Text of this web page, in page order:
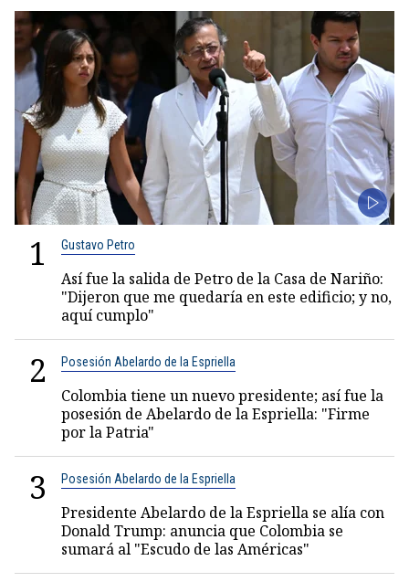
1 Gustavo Petro
Así fue la salida de Petro de la Casa de Nariño:
"Dijeron que me quedaría en este edificio; y no,
aquí cumplo"
2 Posesión Abelardo de la Espriella
Colombia tiene un nuevo presidente; así fue la
posesión de Abelardo de la Espriella: "Firme
por la Patria"
3 Posesión Abelardo de la Espriella
Presidente Abelardo de la Espriella se alía con
Donald Trump: anuncia que Colombia se
sumará al "Escudo de las Américas"